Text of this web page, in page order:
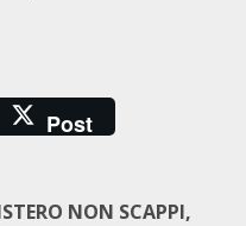
Post
NON SCAPPI,